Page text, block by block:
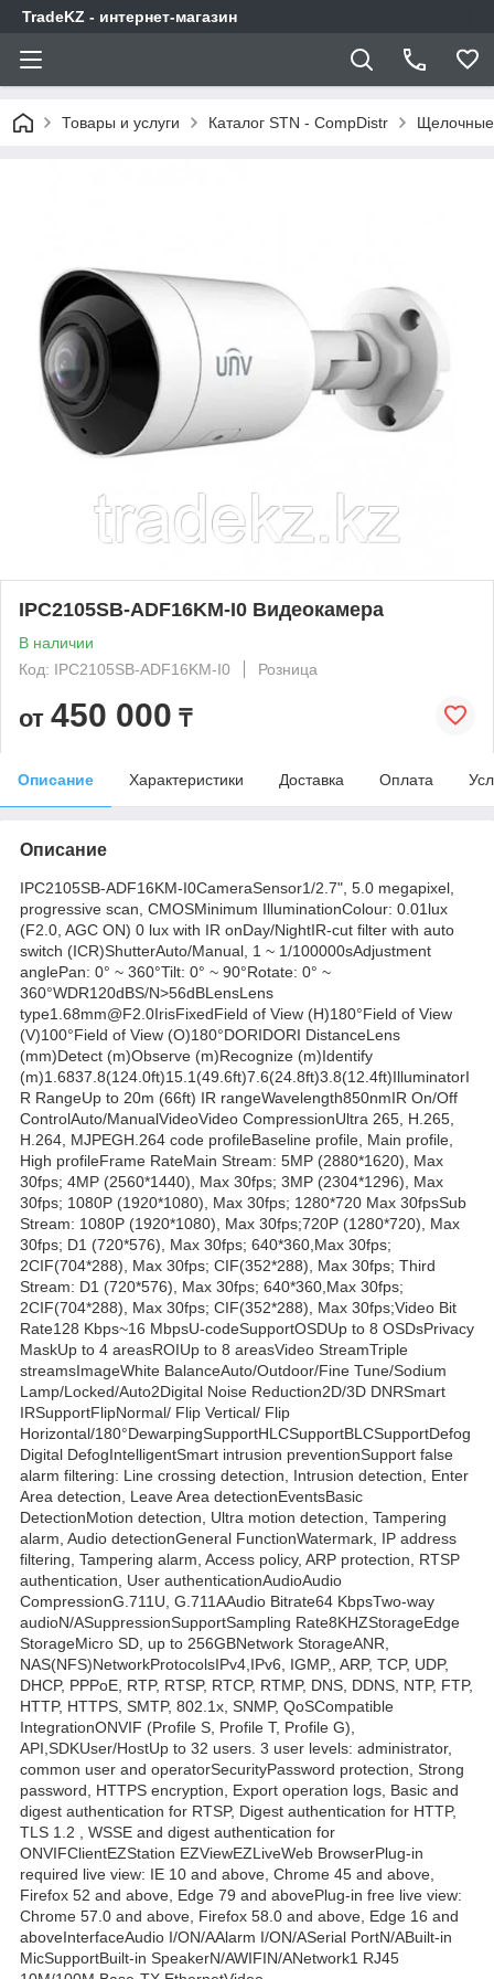
TradeKZ - интернет-магазин
Товары и услуги Каталог STN - CompDistr Щелочные
IPC2105SB-ADF16KM-I0 Видеокамера
В наличии
Код: IPC2105SB-ADF16KM-I0
Розница
от 450 000 ₸
Описание Характеристики Доставка Оплата
Описание
IPC2105SB-ADF16KM-I0CameraSensor1/2.7", 5.0 megapixel,
progressive scan, CMOSMinimum IlluminationColour: 0.01lux
(F2.0, AGC ON) 0 lux with IR onDay/NightIR-cut filter with auto
switch (ICR)ShutterAuto/Manual, 1 ~ 1/100000sAdjustment
anglePan: 0° ~ 360°Tilt: 0° ~ 90°Rotate: 0° ~
360°WDR120dBS/N>56dBLensLens
type1.68mm@F2.0IrisFixedField of View (H)180°Field of View
(V)100°Field of View (O)180°DORIDORI DistanceLens
(mm)Detect (m)Observe (m)Recognize (m)Identify
(m)1.6837.8(124.0ft)15.1(49.6ft)7.6(24.8ft)3.8(12.4ft)IlluminatorI
R RangeUp to 20m (66ft) IR rangeWavelength850nmIR On/Off
ControlAuto/ManualVideoVideo CompressionUltra 265, H.265,
H.264, MJPEGH.264 code profileBaseline profile, Main profile,
High profileFrame RateMain Stream: 5MP (2880*1620), Max
30fps; 4MP (2560*1440), Max 30fps; 3MP (2304*1296), Max
30fps; 1080P (1920*1080), Max 30fps; 1280*720 Max 30fpsSub
Stream: 1080P (1920*1080), Max 30fps;720P (1280*720), Max
30fps; D1 (720*576), Max 30fps; 640*360,Max 30fps;
2CIF(704*288), Max 30fps; CIF(352*288), Max 30fps; Third
Stream: D1 (720*576), Max 30fps; 640*360,Max 30fps;
2CIF(704*288), Max 30fps; CIF(352*288), Max 30fps;Video Bit
Rate128 Kbps~16 MbpsU-codeSupportOSDUp to 8 OSDsPrivacy
MaskUp to 4 areasROIUp to 8 areasVideo StreamTriple
streamsImageWhite BalanceAuto/Outdoor/Fine Tune/Sodium
Lamp/Locked/Auto2Digital Noise Reduction2D/3D DNRSmart
IRSupportFlipNormal/ Flip Vertical/ Flip
Horizontal/180°DewarpingSupportHLCSupportBLCSupportDefog
Digital DefogIntelligentSmart intrusion preventionSupport false
alarm filtering: Line crossing detection, Intrusion detection, Enter
Area detection, Leave Area detectionEventsBasic
DetectionMotion detection, Ultra motion detection, Tampering
alarm, Audio detectionGeneral FunctionWatermark, IP address
filtering, Tampering alarm, Access policy, ARP protection, RTSP
authentication, User authenticationAudioAudio
CompressionG.711U, G.711AAudio Bitrate64 KbpsTwo-way
audioN/ASuppressionSupportSampling Rate8KHZStorageEdge
StorageMicro SD, up to 256GBNetwork StorageANR,
NAS(NFS)NetworkProtocolsIPv4,IPv6, IGMP,, ARP, TCP, UDP,
DHCP, PPPoE, RTP, RTSP, RTCP, RTMP, DNS, DDNS, NTP, FTP,
HTTP, HTTPS, SMTP, 802.1x, SNMP, QoSCompatible
IntegrationONVIF (Profile S, Profile T, Profile G),
API,SDKUser/HostUp to 32 users. 3 user levels: administrator,
common user and operatorSecurityPassword protection, Strong
password, HTTPS encryption, Export operation logs, Basic and
digest authentication for RTSP, Digest authentication for HTTP,
TLS 1.2 , WSSE and digest authentication for
ONVIFClientEZStation EZViewEZLiveWeb BrowserPlug-in
required live view: IE 10 and above, Chrome 45 and above,
Firefox 52 and above, Edge 79 and abovePlug-in free live view:
Chrome 57.0 and above, Firefox 58.0 and above, Edge 16 and
aboveInterfaceAudio I/ON/AAlarm I/ON/ASerial PortN/ABuilt-in
MicSupportBuilt-in SpeakerN/AWIFIN/ANetwork1 RJ45